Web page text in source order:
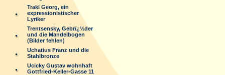
Trakl Georg, ein
expressionistischer
Lyriker
Trentsensky, Gebrï¿½der
und die Mandelbogen
(Bilder fehlen)
Uchatius Franz und die
Stahlbronze
Ucicky Gustav wohnhaft
Gottfried-Keller-Gasse 11